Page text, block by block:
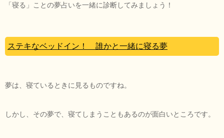
「寝る」ことの夢占いを一緒に診断してみましょう！
ステキなベッドイン！ 誰かと一緒に寝る夢
夢は、寝ているときに見るものですね。
しかし、その夢で、寝てしまうこともあるのが面白いところです。